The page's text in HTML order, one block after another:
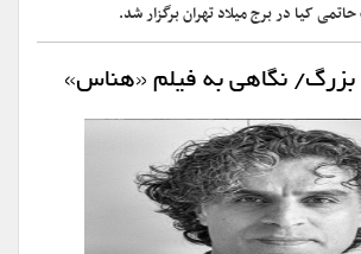
کیا در برج میلاد تهران برگزار شد.
نگاهی به فیلم «هناس»